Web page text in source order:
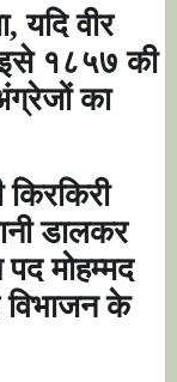
यदि वीर
इसे १८५७ की
का
डालकर
मोहम्मद
विभाजन के